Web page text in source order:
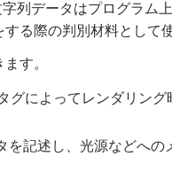
列データはプログラム
る際の判別材料として
す。
グによってレンダリン
を記述し、光源などへ